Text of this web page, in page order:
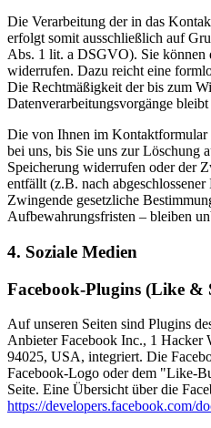
Die Verarbeitung der in das
erfolgt somit ausschließlich auf
Abs. 1 lit. a DSGVO). Sie können
widerrufen. Dazu reicht eine
Die Rechtmäßigkeit der bis zum
Datenverarbeitungsvorgänge
Die von Ihnen im Kontaktformular
bei uns, bis Sie uns zur
Speicherung widerrufen oder der
entfällt (z.B. nach
Zwingende gesetzliche
Aufbewahrungsfristen – bleiben
4. Soziale Medien
Facebook-Plugins (Like &
Auf unseren Seiten sind Plugins
Anbieter Facebook Inc., 1 Hacker
94025, USA, integriert. Die
Facebook-Logo oder dem "Like-
Seite. Eine Übersicht über die
https://developers.facebook.com/